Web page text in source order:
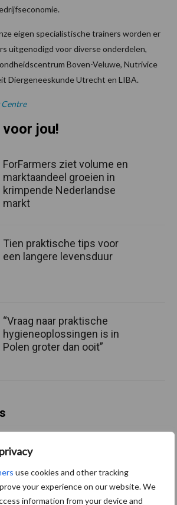
use cookies and other tracking
your experience on our website. We
information from your device and
eigen specialistische trainers worden er
uitgenodigd voor diverse onderdelen,
Boven-Veluwe, Nutrivice
Diergeneeskunde Utrecht en LIBA.
jou!
ForFarmers ziet volume en
marktaandeel groeien in
krimpende Nederlandse
markt
Tien praktische tips voor
een langere levensduur
“Vraag naar praktische
hygieneoplossingen is in
Polen groter dan ooit”
Bemesting